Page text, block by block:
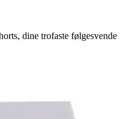
dine trofaste følgesvende